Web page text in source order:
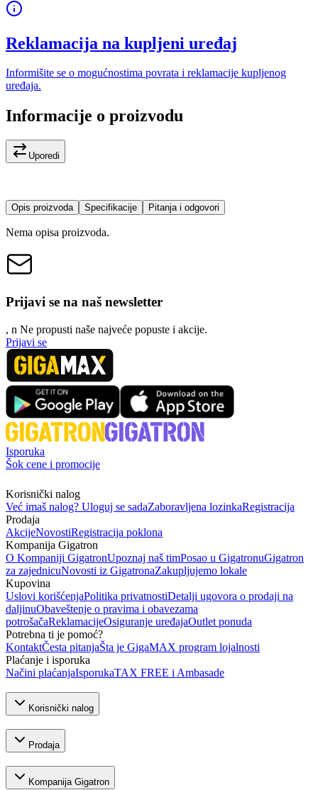
Reklamacija na kupljeni uređaj
Informišite se o mogućnostima povrata i reklamacije kupljenog
uređaja.
Informacije o proizvodu
Uporedi
Opis proizvoda Specifikacije Pitanja i odgovori
Nema opisa proizvoda.
Prijavi se na naš newsletter
, n Ne propusti naše najveće popuste i akcije.
Prijavi se
Isporuka
Šok cene i promocije
Korisnički nalog
Već imaš nalog? Uloguj se sadaZaboravljena lozinkaRegistracija
Prodaja
AkcijeNovostiRegistracija poklona
Kompanija Gigatron
O Kompaniji GigatronUpoznaj naš timPosao u GigatronuGigatron
za zajednicuNovosti iz GigatronaZakupljujemo lokale
Kupovina
Uslovi korišćenjaPolitika privatnostiDetalji ugovora o prodaji na
daljinuObaveštenje o pravima i obavezama
potrošačaReklamacijeOsiguranje uređajaOutlet ponuda
Potrebna ti je pomoć?
KontaktČesta pitanjaŠta je GigaMAX program lojalnosti
Plaćanje i isporuka
Načini plaćanjaIsporukaTAX FREE i Ambasade
Korisnički nalog
Prodaja
Kompanija Gigatron